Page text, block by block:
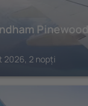
2026, 2 nopți